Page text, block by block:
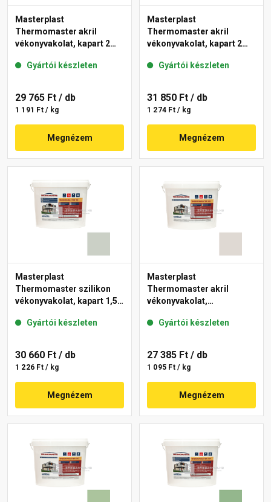
Masterplast
Thermomaster akril
vékonyvakolat, kapart 2
Gyártói készleten
29 765 Ft / db
1 191 Ft / kg
Megnézem
Masterplast
Thermomaster akril
vékonyvakolat, kapart 2
Gyártói készleten
31 850 Ft / db
1 274 Ft / kg
Megnézem
Masterplast
Thermomaster szilikon
vékonyvakolat, kapart 1,5
Gyártói készleten
30 660 Ft / db
1 226 Ft / kg
Megnézem
Masterplast
Thermomaster akril
vékonyvakolat,
45-E 25 kg
Gyártói készleten
27 385 Ft / db
1 095 Ft / kg
Megnézem